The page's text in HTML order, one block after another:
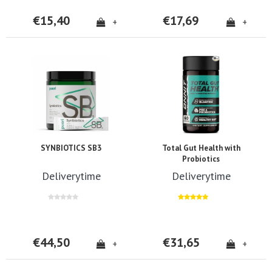
€15,40 + €17,69 +
SYNBIOTICS SB3
Deliverytime
€44,50 +
Total Gut Health with
Probiotics
Deliverytime
€31,65 +